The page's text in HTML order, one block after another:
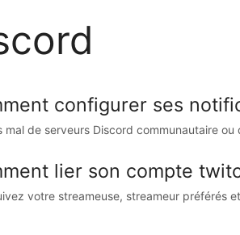
configurer ses
mal de serveurs Discord communautaire
lier son compte
votre streameuse, streameur préférés